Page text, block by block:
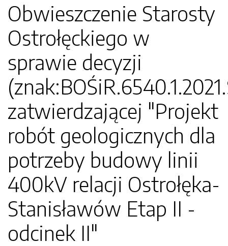
Obwieszczenie Starosty
Ostrołęckiego w
sprawie decyzji
zatwierdzającej "Projekt
robót geologicznych dla
potrzeby budowy linii
400kV relacji Ostrołęka-
Stanisławów Etap II -
odcinek II"